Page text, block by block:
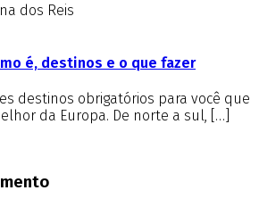
dos Reis
é, destinos e o que fazer
destinos obrigatórios para você que
da Europa. De norte a sul, […]